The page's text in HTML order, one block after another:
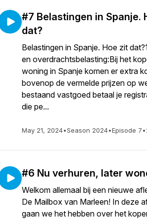
#7 Belastingen in Spanje.
dat?
Belastingen in Spanje. Hoe zit
en overdrachtsbelasting:Bij het
woning in Spanje komen er extra
bovenop de vermelde prijzen op
bestaand vastgoed betaal je
die pe...
May 21, 2024•Season 2024•Episode 7•
#6 Nu verhuren, later
Welkom allemaal bij een nieuwe
De Mailbox van Marleen! In deze
gaan we het hebben over het